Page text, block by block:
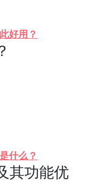
好用？
什么？
其功能优